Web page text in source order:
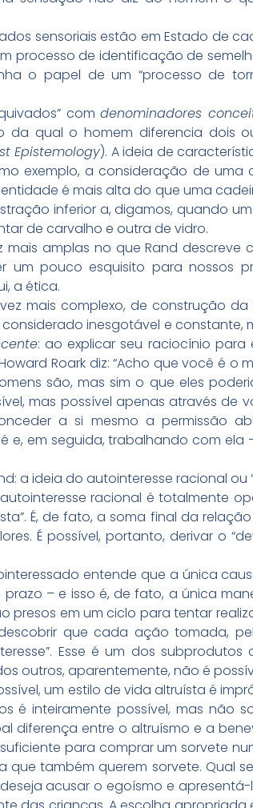
sensoriais estão em Estado de
processo de identificação de
o papel de um “processo de
comdenominadores
qual o homem diferencia dois
Epistemology). A ideia de
exemplo, a consideração de
é mais alta do que uma
inferior a, digamos, quando
de carvalho e outra de vidro.
amplas no que Rand
pouco esquisito para nossos
a ética.
mais complexo, de construção
inesgotável e constante,
: ao explicar seu raciocínio para
Roark diz: “Acho que você é o
são, mas sim o que eles
mas possível apenas através de
a si mesmo a permissão
em seguida, trabalhando com ela
a ideia do autointeresse racional
racional é totalmente
É, de fato, a soma final da
É possível, portanto, derivar o
entende que a única
– e isso é, de fato, a única
presos em um ciclo para tentar
que cada ação tomada,
Esse é um dos
outros, aparentemente, não é
um estilo de vida altruísta é
é inteiramente possível, mas não
diferença entre o altruísmo e a
para comprar um sorvete
que também querem sorvete. Qual
acusar o egoísmo e